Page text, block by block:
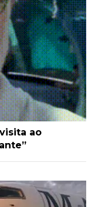
ao